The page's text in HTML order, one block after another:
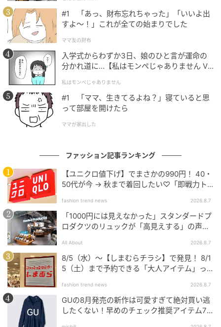
なので、彼女が完璧に仕上げないと。『ハッピー・ワ
イフ、ハッピー・ライフ』（「妻が幸せなら、僕の人
生も幸せ」）ですよ」
トーナメントに同行し、ひときわ目を引く装
いを披露
ミアのファッションが特に注目を集めたのは、アルナ
黒いレースがあしらわれたシャンパンカラーのシルク
ドレスに、プラダの黒縁メガネをかけた自身の写真
に、英語で「朝のコーヒー」とだけ書かれたキャプシ
ョンを添え、投稿の最後にコーヒーの写真を加えまし
た。
最近はYouTubeで動画も配信しており、4月のモンテカ
ルロ・マスターズと5月のBNLイタリア国際（ローマ・
オープン）の際は、美容とファッションのルーティン
をまとめた動画を投稿しました。
#1 「あっ、財布忘れちゃった」「いいよ出
すよ〜！」これが全ての始まりでした
ママ友の財布
入学式からわずか3日、娘のひと言が運命の
分かれ道に…【私はモンペじゃありません Vo
私はモンペじゃありません
#1 「ママ、生きてるよね？」寝ていると思
って部屋を開けたら
ママが家出した
ファッション記事ランキング
【ユニクロ値下げ】でまさかの990円！ 40・
50代が今 → 秋まで着回したい♡「即戦力ト
fashion trend news 2026.8.7
「1000円には見えなかった」スタンダードプ
ロダクツのリュックが「高見えする」の声。
All About 2026.8.7
8/5（水）〜【しまむらチラシ】で発見！ 8/1
5（土）まで予約できる「大人アイテム」っ
fashion trend news 2026.8.7
GUの8月発売の新作は可愛すぎて絶対買い逃
したくない！早めのチェック推奨アイテム7